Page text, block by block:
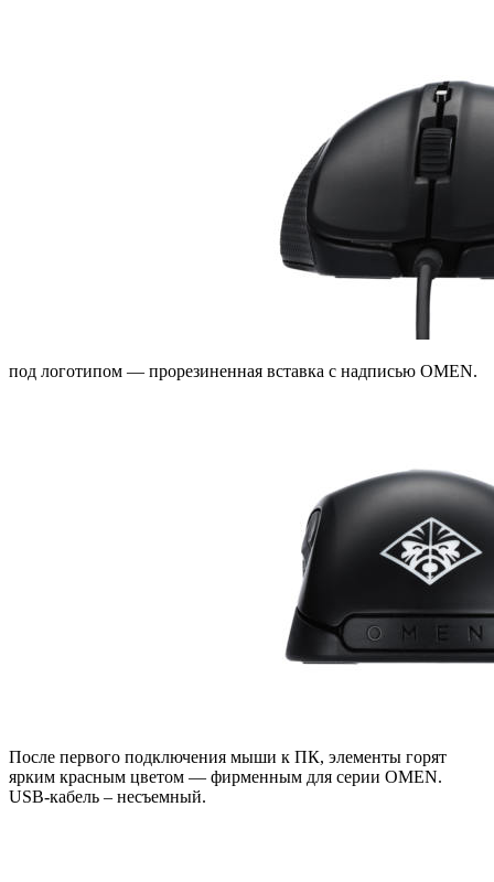
под логотипом — прорезиненная вставка с надписью OMEN.
После первого подключения мыши к ПК, элементы горят
ярким красным цветом — фирменным для серии OMEN.
USB-кабель – несъемный.